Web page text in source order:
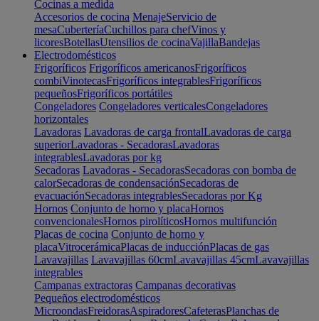
Cocinas a medida
Accesorios de cocina MenajeServicio de
mesaCuberteríaCuchillos para chefVinos y
licoresBotellasUtensilios de cocinaVajillaBandejas
Electrodomésticos
Frigoríficos Frigoríficos americanosFrigoríficos
combiVinotecasFrigoríficos integrablesFrigoríficos
pequeñosFrigoríficos portátiles
Congeladores Congeladores verticalesCongeladores
horizontales
Lavadoras Lavadoras de carga frontalLavadoras de carga
superiorLavadoras - SecadorasLavadoras
integrablesLavadoras por kg
Secadoras Lavadoras - SecadorasSecadoras con bomba de
calorSecadoras de condensaciónSecadoras de
evacuaciónSecadoras integrablesSecadoras por Kg
Hornos Conjunto de horno y placaHornos
convencionalesHornos pirolíticosHornos multifunción
Placas de cocina Conjunto de horno y
placaVitrocerámicaPlacas de inducciónPlacas de gas
Lavavajillas Lavavajillas 60cmLavavajillas 45cmLavavajillas
integrables
Campanas extractoras Campanas decorativas
Pequeños electrodomésticos
MicroondasFreidorasAspiradoresCafeterasPlanchas de